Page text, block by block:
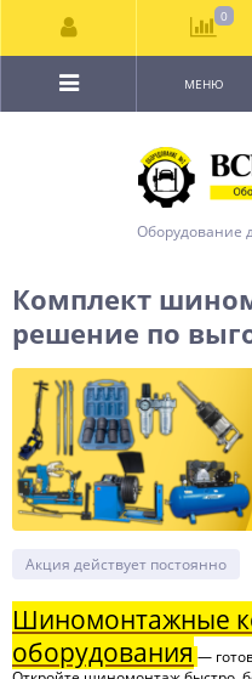
Оборудование
МЕНЮ
Комплект
решение по
Акция действует постоянно
Шиномонтажные
оборудования —
0